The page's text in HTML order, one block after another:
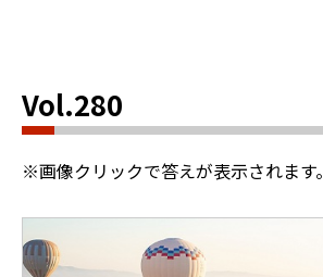
Vol.280
※画像クリックで答えが表示されます。